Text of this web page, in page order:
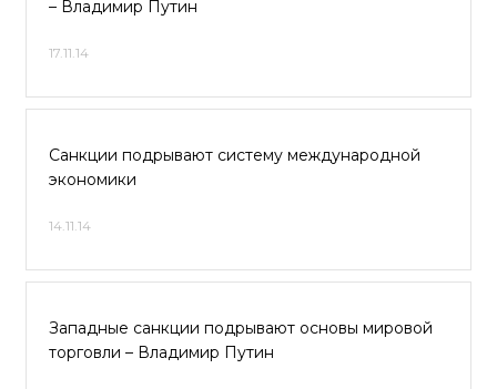
– Владимир Путин
17.11.14
Санкции подрывают систему международной
экономики
14.11.14
Западные санкции подрывают основы мировой
торговли – Владимир Путин